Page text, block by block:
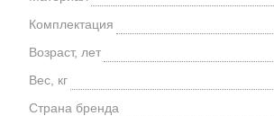
Комплектация
Возраст, лет
Вес, кг
Страна бренда